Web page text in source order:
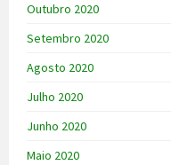
Outubro 2020
Setembro 2020
Agosto 2020
Julho 2020
Junho 2020
Maio 2020